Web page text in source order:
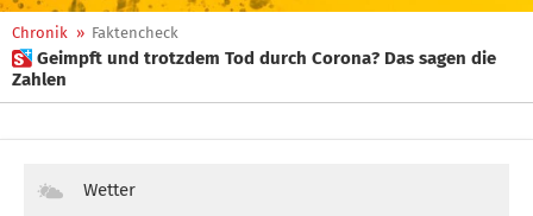
Chronik » Faktencheck
 Geimpft und trotzdem Tod durch Corona? Das sagen die
Zahlen
Wetter